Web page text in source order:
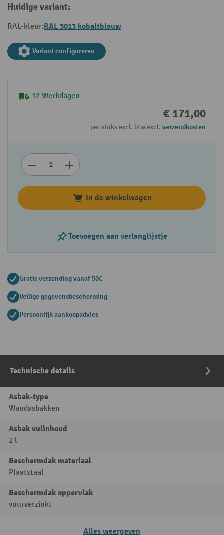
Huidige variant:
RAL-kleur:RAL 5013 kobaltblauw
Variant configureren
12 Werkdagen
€ 171,00
per stuks excl. btw excl. verzendkosten
In de winkelwagen
Toevoegen aan verlanglijstje
Gratis verzending vanaf 50€
Veilige gegevensbescherming
Persoonlijk aankoopadvies
Technische details
Asbak-type
Wandasbakken
Asbak vulinhoud
2 l
Beschermdak materiaal
Plaatstaal
Beschermdak oppervlak
vuurverzinkt
Alles weergeven